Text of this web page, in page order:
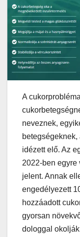
A
neveznek,
idézett elő. Az
2022-ben egyre
jelent. Annak
engedélyezett
hozzáadott
gyorsan
dologgal